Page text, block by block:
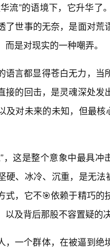
流”的语境下，它升华
了世事的无奈，是面对
而是对现实的一种嘲弄。
语言都显得苍白无力，
接的回击，是灵魂深处
及对未来的未知，但最
，这是整个意象中最具
硬、冰冷、沉重，是无
式，它不🎯依赖于精巧
以及背后那股不容置疑的
，一个群体，在被逼到